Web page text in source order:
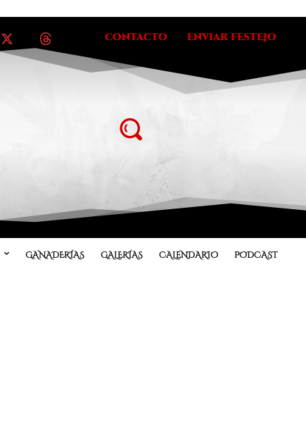
CONTACTO ENVIAR FESTEJO
GANADERÍAS GALERÍAS CALENDARIO PODCAST